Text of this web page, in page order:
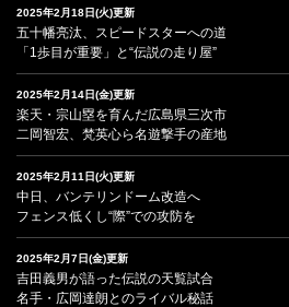
2025年2月18日(火)更新
五十幡亮汰、スピードスターへの道
「1歩目が重要」と“伝説の走り屋”
2025年2月14日(金)更新
楽天・宗山塁を育んだ広島県三次市
二岡智宏、梵英心ら名遊撃手の産地
2025年2月11日(火)更新
中日、バンテリンドーム改造へ
フェンス低くし“際”での攻防を
2025年2月7日(金)更新
吉田義男が語った伝説の天覧試合
名手・広岡達朗とのライバル秘話